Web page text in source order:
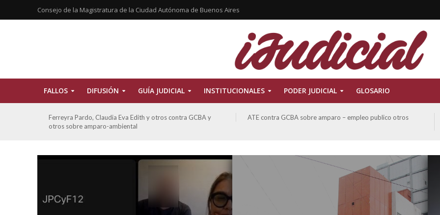
Consejo de la Magistratura de la Ciudad Autónoma de Buenos Aires
FALLOS DIFUSIÓN GUÍA JUDICIAL INSTITUCIONALES PODER JUDICIAL GLOSARIO
ATE contra GCBA sobre amparo – empleo publico otros
San Miguel, Alberto Hector y otros contra GCBA y otros